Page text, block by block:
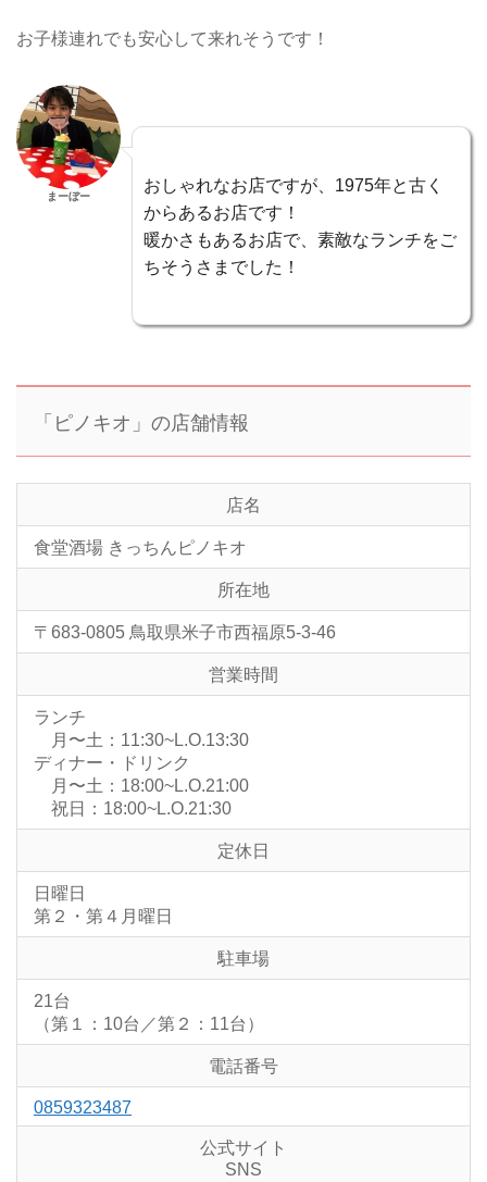
お子様連れでも安心して来れそうです！
まーぼー
おしゃれなお店ですが、1975年と古く
からあるお店です！
暖かさもあるお店で、素敵なランチをご
ちそうさまでした！
「ピノキオ」の店舗情報
店名
食堂酒場 きっちんピノキオ
所在地
〒683-0805 鳥取県米子市西福原5-3-46
営業時間
ランチ
月〜土：11:30~L.O.13:30
ディナー・ドリンク
月〜土：18:00~L.O.21:00
祝日：18:00~L.O.21:30
定休日
日曜日
第２・第４月曜日
駐車場
21台
（第１：10台／第２：11台）
電話番号
0859323487
公式サイト
SNS